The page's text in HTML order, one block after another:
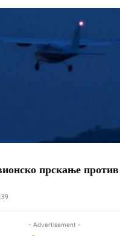
прскање
- Advertisement -